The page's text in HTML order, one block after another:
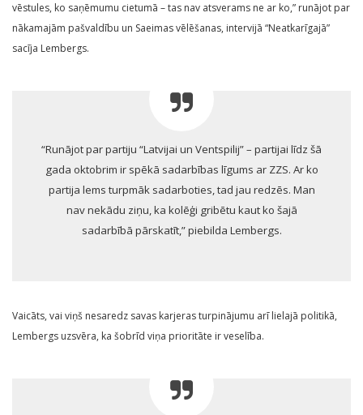
vēstules, ko saņēmumu cietumā – tas nav atsverams ne ar ko,” runājot par
nākamajām pašvaldību un Saeimas vēlēšanas, intervijā “Neatkarīgajā”
sacīja Lembergs.
“Runājot par partiju “Latvijai un Ventspilij” – partijai līdz šā
gada oktobrim ir spēkā sadarbības līgums ar ZZS. Ar ko
partija lems turpmāk sadarboties, tad jau redzēs. Man
nav nekādu ziņu, ka kolēģi gribētu kaut ko šajā
sadarbībā pārskatīt,” piebilda Lembergs.
Vaicāts, vai viņš nesaredz savas karjeras turpinājumu arī lielajā politikā,
Lembergs uzsvēra, ka šobrīd viņa prioritāte ir veselība.